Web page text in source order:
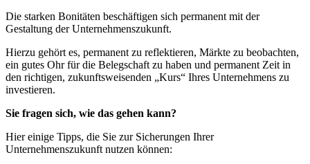
Die starken Bonitäten beschäftigen sich permanent mit der
Gestaltung der Unternehmenszukunft.
Hierzu gehört es, permanent zu reflektieren, Märkte zu beobachten,
ein gutes Ohr für die Belegschaft zu haben und permanent Zeit in
den richtigen, zukunftsweisenden „Kurs“ Ihres Unternehmens zu
investieren.
Sie fragen sich, wie das gehen kann?
Hier einige Tipps, die Sie zur Sicherungen Ihrer
Unternehmenszukunft nutzen können: